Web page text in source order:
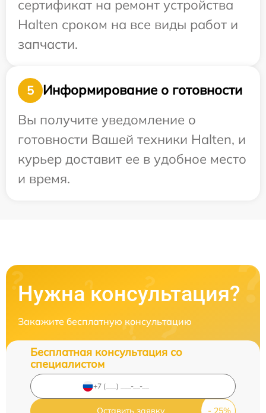
сертификат на ремонт устройства
Halten сроком на все виды работ и
запчасти.
5
Информирование о готовности
Вы получите уведомление о
готовности Вашей техники Halten, и
курьер доставит ее в удобное место
и время.
Нужна консультация?
Закажите бесплатную консультацию
Бесплатная консультация со
специалистом
Оставить заявку